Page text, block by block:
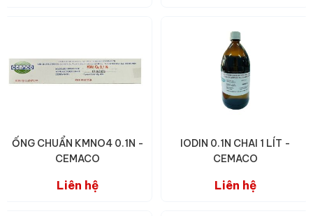
ỐNG CHUẨN KMNO4 0.1N -
CEMACO
Liên hệ
IODIN 0.1N CHAI 1 LÍT -
CEMACO
Liên hệ